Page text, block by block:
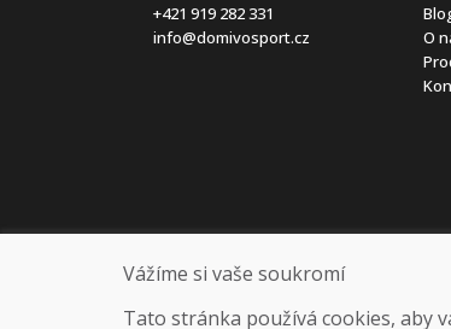
+421 919 282 331
info@domivosport.cz
O
Vážíme si vaše soukromí
Tato stránka používá cookies, aby